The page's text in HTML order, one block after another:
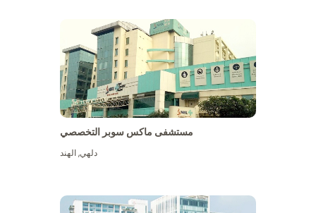
مستشفى ماكس سوبر التخصصي
دلهي,الهند